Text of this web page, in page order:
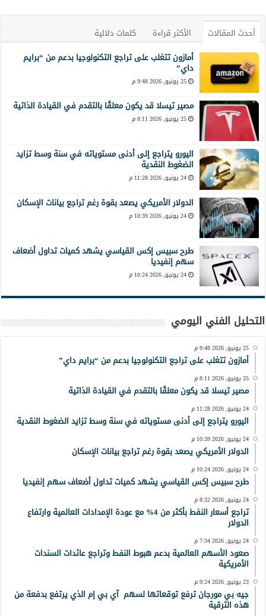
أحدث المقالات الأكثر قراءة
كلمات دلالية
أمازون تتغلب على تراجع التكنولوجيا بدعم من “برايم
داي”
25 يونيو, 2026 9:48 م
مصير تيسلا قد يكون معلقًا بالتقدم في القيادة الذاتية
25 يونيو, 2026 8:11 م
اليورو يتراجع إلى أدنى مستوياته في سنة وسط تزايد
الضغوط النقدية
24 يونيو, 2026 11:28 م
الدولار الأمريكي يصعد بقوة رغم تراجع بيانات الإسكان
24 يونيو, 2026 10:39 م
طرح سبيس إكس القياسي يشهد كميات تداول أضعاف
سهم إنفيديا
24 يونيو, 2026 10:24 م
التحليل الفني اليومي
25 يونيو, 2026 9:48 م
أمازون تتغلب على تراجع التكنولوجيا بدعم من “برايم داي”
25 يونيو, 2026 8:11 م
مصير تيسلا قد يكون معلقًا بالتقدم في القيادة الذاتية
24 يونيو, 2026 11:28 م
اليورو يتراجع إلى أدنى مستوياته في سنة وسط تزايد الضغوط النقدية
24 يونيو, 2026 10:39 م
الدولار الأمريكي يصعد بقوة رغم تراجع بيانات الإسكان
24 يونيو, 2026 10:24 م
طرح سبيس إكس القياسي يشهد كميات تداول أضعاف سهم إنفيديا
24 يونيو, 2026 8:32 م
تراجع أسعار النفط بأكثر من 4% مع عودة الإمدادات العالمية وارتفاع
الدولار
24 يونيو, 2026 7:34 م
صعود الأسهم العالمية بدعم هبوط النفط وتراجع عائدات السندات
الأمريكية
23 يونيو, 2026 9:24 م
جيه بي مورجان ترفع توقعاتها لسهم آي بي إم الذي يرتفع بدفعة من
هذه الترقية